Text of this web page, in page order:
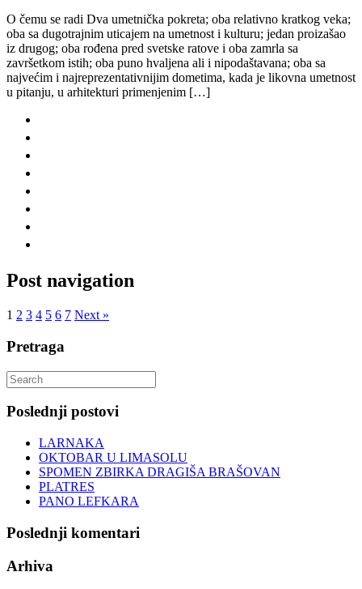
O čemu se radi Dva umetnička pokreta; oba relativno kratkog veka;
oba sa dugotrajnim uticajem na umetnost i kulturu; jedan proizašao
iz drugog; oba rođena pred svetske ratove i oba zamrla sa
završetkom istih; oba puno hvaljena ali i nipodaštavana; oba sa
najvećim i najreprezentativnijim dometima, kada je likovna umetnost
u pitanju, u arhitekturi primenjenim […]
Post navigation
1 2 3 4 5 6 7 Next »
Pretraga
Search
for:
Poslednji postovi
LARNAKA
OKTOBAR U LIMASOLU
SPOMEN ZBIRKA DRAGIŠA BRAŠOVAN
PLATRES
PANO LEFKARA
Poslednji komentari
Arhiva